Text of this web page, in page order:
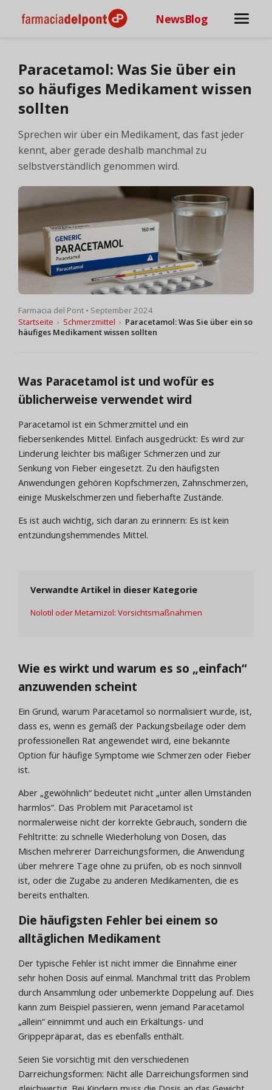
NewsBlog
Paracetamol: Was Sie über ein
so häufiges Medikament wissen
sollten
Sprechen wir über ein Medikament, das fast jeder
kennt, aber gerade deshalb manchmal zu
selbstverständlich genommen wird.
Farmacia del Pont • September 2024
Startseite › Schmerzmittel › Paracetamol: Was Sie über ein so
häufiges Medikament wissen sollten
Was Paracetamol ist und wofür es
üblicherweise verwendet wird
Paracetamol ist ein Schmerzmittel und ein
fiebersenkendes Mittel. Einfach ausgedrückt: Es wird zur
Linderung leichter bis mäßiger Schmerzen und zur
Senkung von Fieber eingesetzt. Zu den häufigsten
Anwendungen gehören Kopfschmerzen, Zahnschmerzen,
einige Muskelschmerzen und fieberhafte Zustände.
Es ist auch wichtig, sich daran zu erinnern: Es ist kein
entzündungshemmendes Mittel.
Verwandte Artikel in dieser Kategorie
Nolotil oder Metamizol: Vorsichtsmaßnahmen
Wie es wirkt und warum es so „einfach“
anzuwenden scheint
Ein Grund, warum Paracetamol so normalisiert wurde, ist,
dass es, wenn es gemäß der Packungsbeilage oder dem
professionellen Rat angewendet wird, eine bekannte
Option für häufige Symptome wie Schmerzen oder Fieber
ist.
Aber „gewöhnlich“ bedeutet nicht „unter allen Umständen
harmlos“. Das Problem mit Paracetamol ist
normalerweise nicht der korrekte Gebrauch, sondern die
Fehltritte: zu schnelle Wiederholung von Dosen, das
Mischen mehrerer Darreichungsformen, die Anwendung
über mehrere Tage ohne zu prüfen, ob es noch sinnvoll
ist, oder die Zugabe zu anderen Medikamenten, die es
bereits enthalten.
Die häufigsten Fehler bei einem so
alltäglichen Medikament
Der typische Fehler ist nicht immer die Einnahme einer
sehr hohen Dosis auf einmal. Manchmal tritt das Problem
durch Ansammlung oder unbemerkte Doppelung auf. Dies
kann zum Beispiel passieren, wenn jemand Paracetamol
„allein“ einnimmt und auch ein Erkältungs- und
Grippepräparat, das es ebenfalls enthält.
Seien Sie vorsichtig mit den verschiedenen
Darreichungsformen: Nicht alle Darreichungsformen sind